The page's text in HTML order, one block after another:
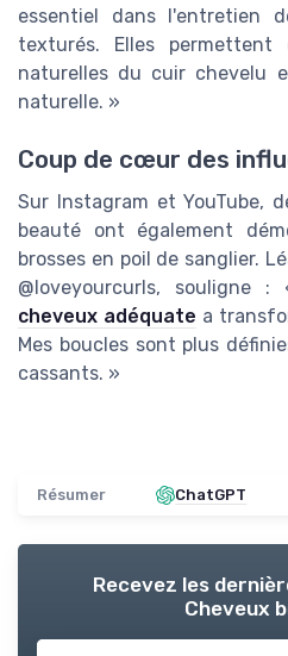
essentiel dans l'entretien
texturés. Elles permettent
naturelles du cuir chevelu
naturelle. »
Coup de cœur des
Sur Instagram et YouTube,
beauté ont également
brosses en poil de sanglier.
@loveyourcurls, souligne :
cheveux adéquate a
Mes boucles sont plus
cassants. »
Résumer ChatGPT
Recevez les
Cheveux